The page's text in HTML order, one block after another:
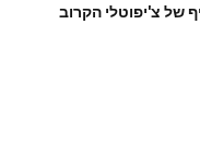
של צ'יפוטלי הקרוב